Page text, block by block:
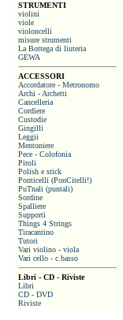
STRUMENTI
violini
viole
violoncelli
misure strumenti
La Bottega di liuteria
GEWA
ACCESSORI
Accordatore - Metronomo
Archi - Archetti
Cancelleria
Cordiere
Custodie
Gingilli
Leggii
Mentoniere
Pece - Colofonia
Piroli
Polish e stick
Ponticelli (PonCitelli!)
PuTnali (puntali)
Sordine
Spalliere
Supporti
Things 4 Strings
Tiracantino
Tutori
Vari violino - viola
Vari cello - c.basso
Libri - CD - Riviste
Libri
CD - DVD
Riviste